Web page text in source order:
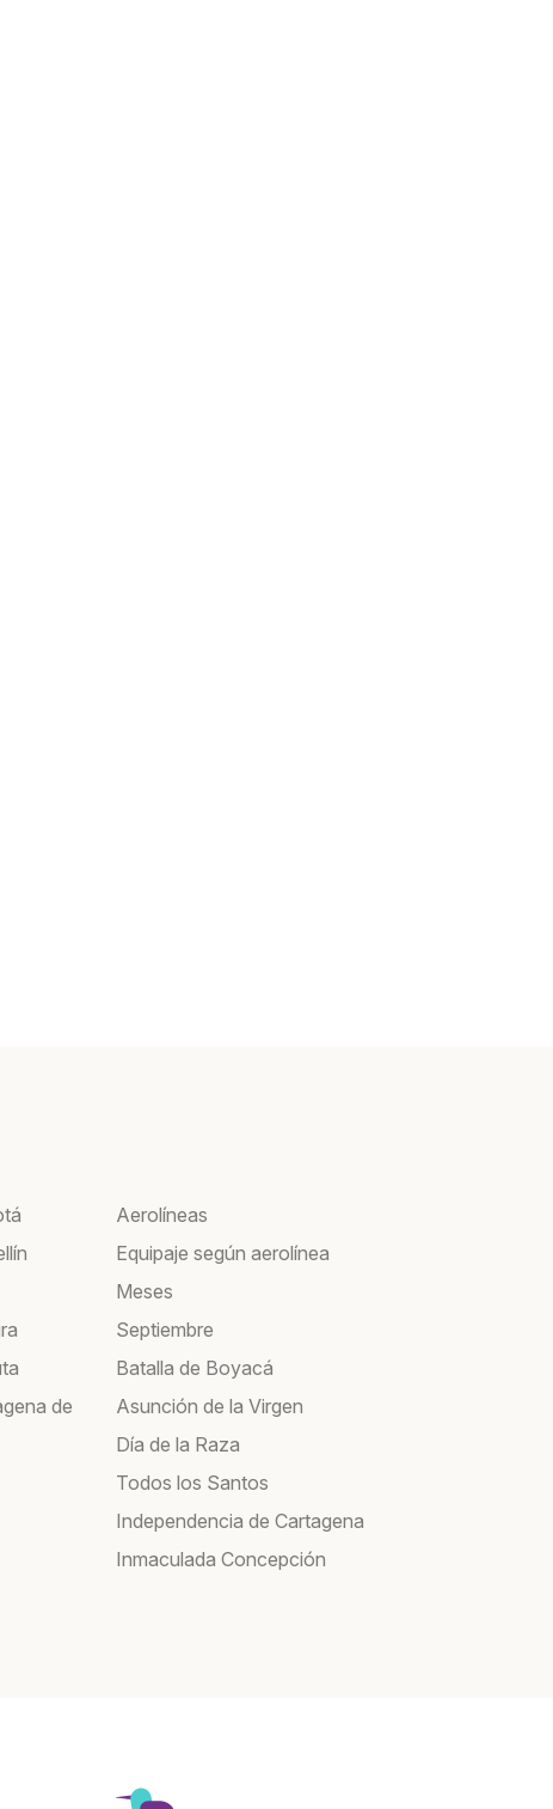
de
Aerolíneas
Equipaje según aerolínea
Meses
Septiembre
Batalla de Boyacá
Asunción de la Virgen
Día de la Raza
Todos los Santos
Independencia de Cartagena
Inmaculada Concepción